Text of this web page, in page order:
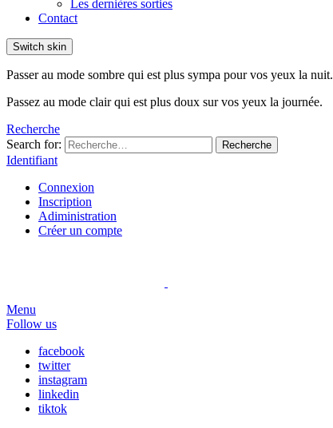
Les dernières sorties
Contact
Switch skin
Passer au mode sombre qui est plus sympa pour vos yeux la nuit.
Passez au mode clair qui est plus doux sur vos yeux la journée.
Recherche
Search for:
Recherche
Identifiant
Connexion
Inscription
Adiministration
Créer un compte
Menu
Follow us
facebook
twitter
instagram
linkedin
tiktok